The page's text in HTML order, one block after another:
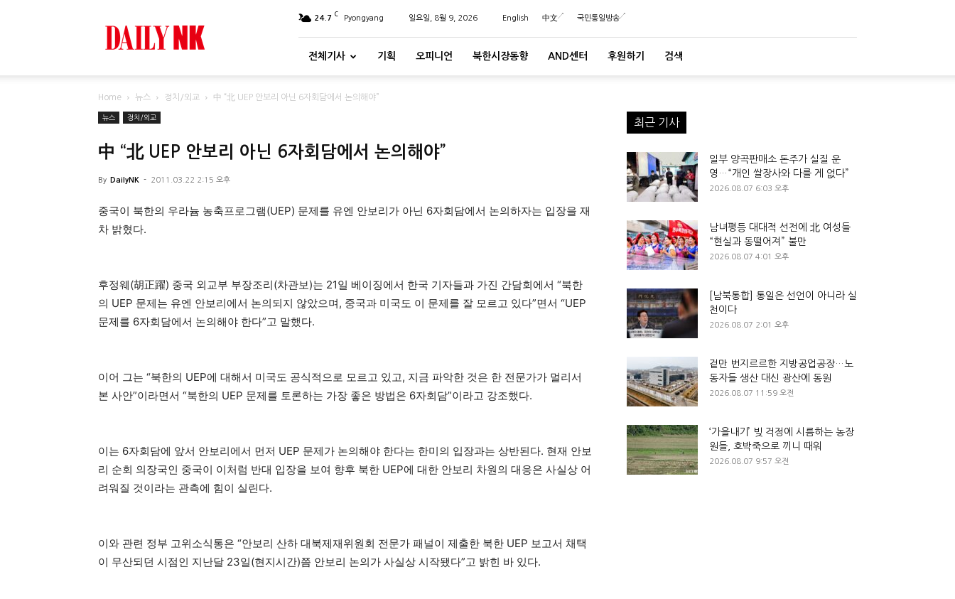
24.7 C Pyongyang 일요일, 8월 9, 2026 English 中文 국민통일방송
전체기사 기획 오피니언 북한시장동향 AND센터 후원하기 검색
Home 뉴스 정치/외교 中 “北 UEP 안보리 아닌 6자회담에서 논의해야”
뉴스 정치/외교
中 “北 UEP 안보리 아닌 6자회담에서 논의해야”
By DailyNK - 2011.03.22 2:15 오후
중국이 북한의 우라늄 농축프로그램(UEP) 문제를 유엔 안보리가 아닌 6자회담에서 논의하자는 입장을 재
차 밝혔다.
후정웨(胡正躍) 중국 외교부 부장조리(차관보)는 21일 베이징에서 한국 기자들과 가진 간담회에서 “북한
의 UEP 문제는 유엔 안보리에서 논의되지 않았으며, 중국과 미국도 이 문제를 잘 모르고 있다”면서 “UEP
문제를 6자회담에서 논의해야 한다”고 말했다.
이어 그는 “북한의 UEP에 대해서 미국도 공식적으로 모르고 있고, 지금 파악한 것은 한 전문가가 멀리서
본 사안”이라면서 “북한의 UEP 문제를 토론하는 가장 좋은 방법은 6자회담”이라고 강조했다.
이는 6자회담에 앞서 안보리에서 먼저 UEP 문제가 논의해야 한다는 한미의 입장과는 상반된다. 현재 안보
리 순회 의장국인 중국이 이처럼 반대 입장을 보여 향후 북한 UEP에 대한 안보리 차원의 대응은 사실상 어
려워질 것이라는 관측에 힘이 실린다.
이와 관련 정부 고위소식통은 “안보리 산하 대북제재위원회 전문가 패널이 제출한 북한 UEP 보고서 채택
이 무산되던 시점인 지난달 23일(현지시간)쯤 안보리 논의가 사실상 시작됐다”고 밝힌 바 있다.
최근 기사
일부 양곡판매소 돈주가 실질 운
영…“개인 쌀장사와 다를 게 없다”
2026.08.07 6:03 오후
남녀평등 대대적 선전에 北 여성들
“현실과 동떨어져” 불만
2026.08.07 4:01 오후
[남북통합] 통일은 선언이 아니라 실
천이다
2026.08.07 2:01 오후
겉만 번지르르한 지방공업공장…노
동자들 생산 대신 광산에 동원
2026.08.07 11:59 오전
‘가을내기’ 빚 걱정에 시름하는 농장
원들, 호박죽으로 끼니 때워
2026.08.07 9:57 오전